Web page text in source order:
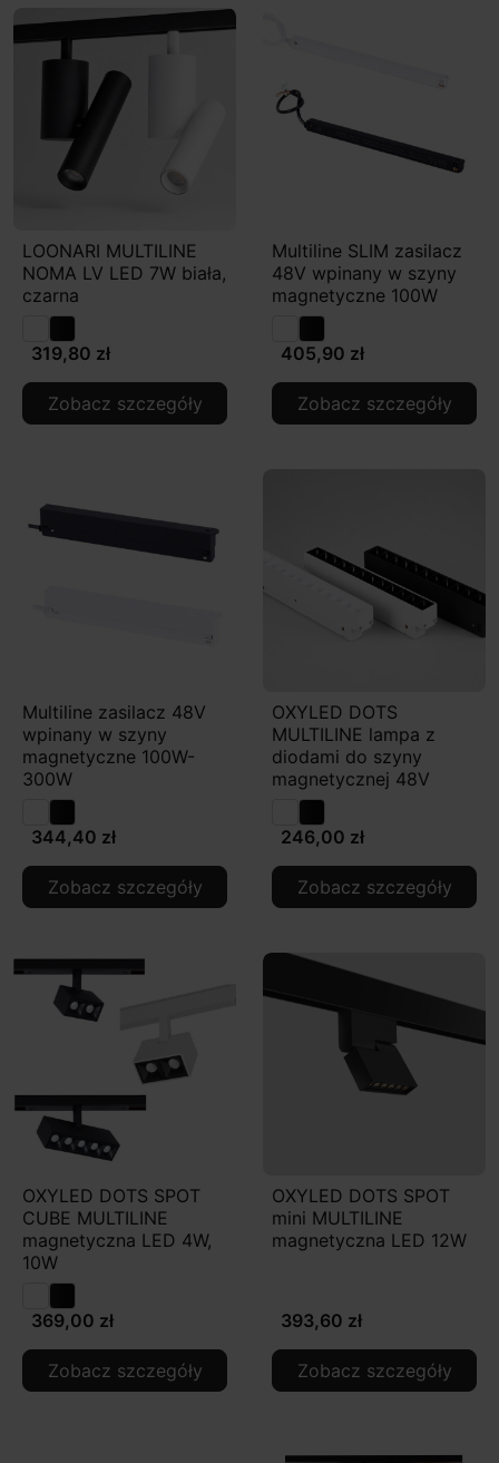
LOONARI MULTILINE
NOMA LV LED 7W biała,
czarna
319,80 zł
Zobacz szczegóły
Multiline SLIM zasilacz
48V wpinany w szyny
magnetyczne 100W
405,90 zł
Zobacz szczegóły
Multiline zasilacz 48V
wpinany w szyny
magnetyczne 100W-
300W
344,40 zł
Zobacz szczegóły
OXYLED DOTS
MULTILINE lampa z
diodami do szyny
magnetycznej 48V
246,00 zł
Zobacz szczegóły
OXYLED DOTS SPOT
CUBE MULTILINE
magnetyczna LED 4W,
10W
369,00 zł
Zobacz szczegóły
OXYLED DOTS SPOT
mini MULTILINE
magnetyczna LED 12W
393,60 zł
Zobacz szczegóły